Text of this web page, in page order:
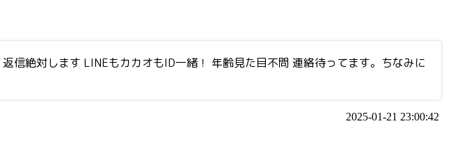
信絶対します LINEもカカオもID一緒！ 年齢見た目不問 連絡待ってます。ちなみに
2025-01-21 23:00:42